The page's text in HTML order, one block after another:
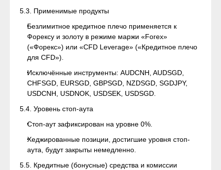
5.3. Применимые продукты
Безлимитное кредитное плечо применяется к
Форексу и золоту в режиме маржи «Forex»
(«Форекс») или «CFD Leverage» («Кредитное плечо
для CFD»).
Исключённые инструменты: AUDCNH, AUDSGD,
CHFSGD, EURSGD, GBPSGD, NZDSGD, SGDJPY,
USDCNH, USDNOK, USDSEK, USDSGD.
5.4. Уровень стоп-аута
Стоп-аут зафиксирован на уровне 0%.
Хеджированные позиции, достигшие уровня стоп-
аута, будут закрыты немедленно.
5.5. Кредитные (бонусные) средства и комиссии